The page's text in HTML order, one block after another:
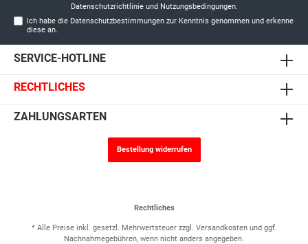
Datenschutzrichtlinieund Nutzungsbedingungen.
Ich habe die Datenschutzbestimmungen zur Kenntnis genommen und erkenne
diese an.
SERVICE-HOTLINE
RECHTLICHES
ZAHLUNGSARTEN
Bestellung widerrufen
Rechtliches
* Alle Preise inkl. gesetzl. Mehrwertsteuer zzgl. Versandkostenund ggf.
Nachnahmegebühren, wenn nicht anders angegeben.